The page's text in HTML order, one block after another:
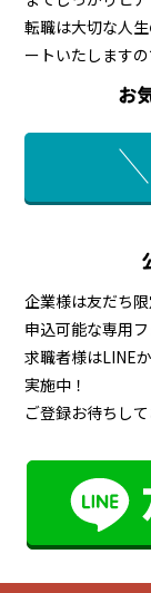
転職は大切な人
ートいたします
お
企業様は友だち
申込可能な専用
求職者様はLINE
実施中！
ご登録お待ちして